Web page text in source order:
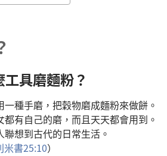
工具磨麵粉？
一種手磨 ， 把穀物磨成麵粉來做餅 。
都有自己的磨 ， 而且天天都會用到 。
聯想到古代的日常生活 。
米書25:10）